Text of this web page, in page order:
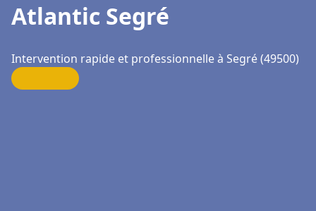
Atlantic Segré
Intervention rapide et professionnelle à Segré (49500)